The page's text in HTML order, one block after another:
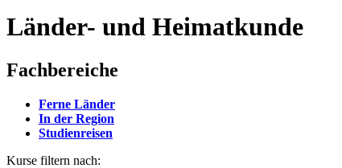
Länder- und Heimatkunde
Fachbereiche
Ferne Länder
In der Region
Studienreisen
Kurse filtern nach: